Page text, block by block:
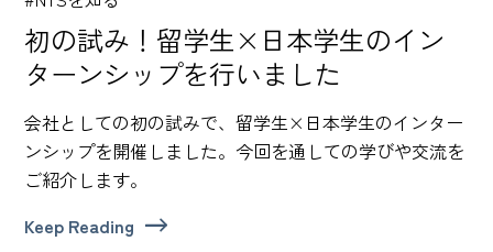
初の試み！留学生×日本学生のイン
ターンシップを行いました
会社としての初の試みで、留学生×日本学生のインター
ンシップを開催しました。今回を通しての学びや交流を
ご紹介します。
Keep Reading